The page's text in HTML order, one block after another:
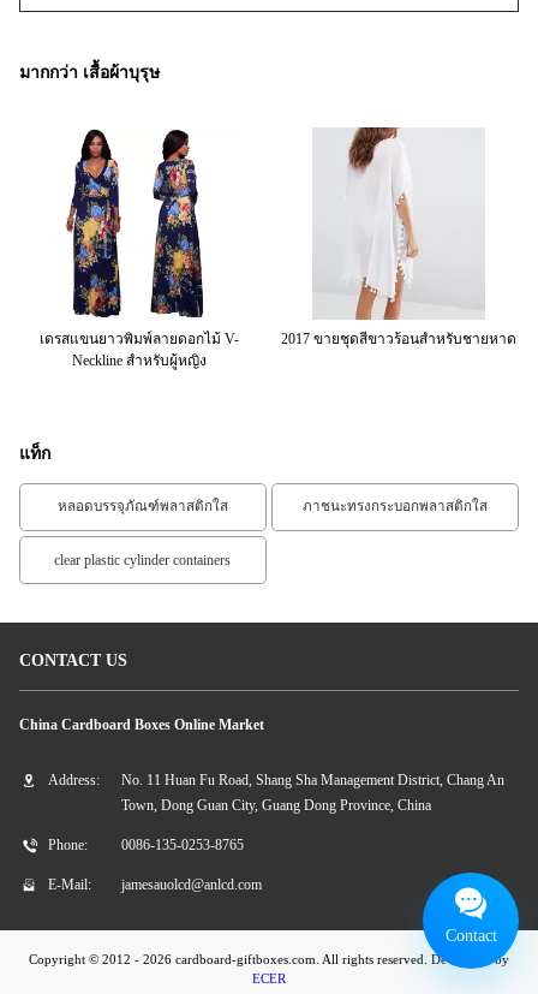
มากกว่า เสื้อผ้าบุรุษ
เดรสแขนยาวพิมพ์ลายดอกไม้ V-
Neckline สำหรับผู้หญิง
2017 ขายชุดสีขาวร้อนสำหรับชายหาด
แท็ก
หลอดบรรจุภัณฑ์พลาสติกใส ภาชนะทรงกระบอกพลาสติกใส
clear plastic cylinder containers
CONTACT US
China Cardboard Boxes Online Market
Address:
No. 11 Huan Fu Road, Shang Sha Management District, Chang An
Town, Dong Guan City, Guang Dong Province, China
Phone: 0086-135-0253-8765
E-Mail: jamesauolcd@anlcd.com
Copyright © 2012 - 2026 cardboard-giftboxes.com. All rights reserved. Developed by
ECER
Contact